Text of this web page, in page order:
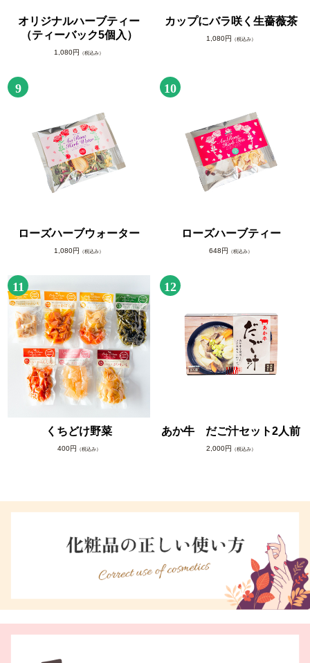
オリジナルハーブティー
（ティーバック5個入）
1,080円 （税込み）
カップにバラ咲く生薔薇茶
1,080円 （税込み）
9
ローズハーブウォーター
1,080円 （税込み）
10
ローズハーブティー
648円 （税込み）
11
くちどけ野菜
400円 （税込み）
12
あか牛 だご汁セット2人前
2,000円 （税込み）